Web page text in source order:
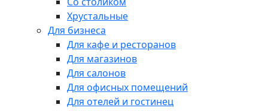
Хрустальные
Для бизнеса
Для кафе и ресторанов
Для магазинов
Для салонов
Для офисных помещений
Для отелей и гостинец